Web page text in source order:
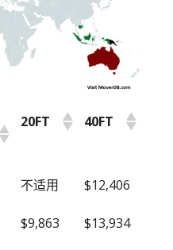
20FT 40FT
20FT 40FT
不适用 $12,406
$9,863 $13,934